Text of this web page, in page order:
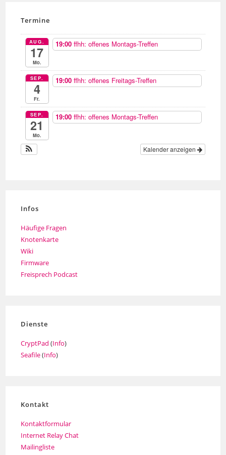
Termine
AUG.
17
Mo.
19:00 ffhh: offenes Montags-Treffen
SEP.
4
Fr.
19:00 ffhh: offenes Freitags-Treffen
SEP.
21
Mo.
19:00 ffhh: offenes Montags-Treffen
Kalender anzeigen
Infos
Häufige Fragen
Knotenkarte
Wiki
Firmware
Freisprech Podcast
Dienste
CryptPad (Info)
Seafile(Info)
Kontakt
Kontaktformular
Internet Relay Chat
Mailingliste